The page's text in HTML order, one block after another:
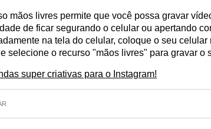
mãos livres permite que você possa gravar
de ficar segurando o celular ou apertando
na tela do celular, coloque o seu celular
selecione o recurso "mãos livres" para gravar o
super criativas para o Instagram!